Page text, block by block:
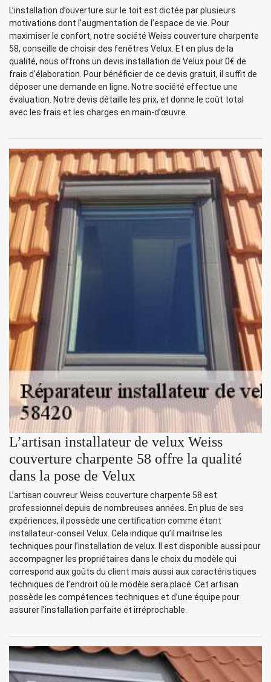
L’installation d’ouverture sur le toit est dictée par plusieurs
motivations dont l’augmentation de l’espace de vie. Pour
maximiser le confort, notre société Weiss couverture charpente
58, conseille de choisir des fenêtres Velux. Et en plus de la
qualité, nous offrons un devis installation de Velux pour 0€ de
frais d’élaboration. Pour bénéficier de ce devis gratuit, il suffit de
déposer une demande en ligne. Notre société effectue une
évaluation. Notre devis détaille les prix, et donne le coût total
avec les frais et les charges en main-d’œuvre.
L’artisan installateur de velux Weiss
couverture charpente 58 offre la qualité
dans la pose de Velux
L’artisan couvreur Weiss couverture charpente 58 est
professionnel depuis de nombreuses années. En plus de ses
expériences, il possède une certification comme étant
installateur-conseil Velux. Cela indique qu’il maitrise les
techniques pour l’installation de velux. Il est disponible aussi pour
accompagner les propriétaires dans le choix du modèle qui
correspond aux goûts du client mais aussi aux caractéristiques
techniques de l’endroit où le modèle sera placé. Cet artisan
possède les compétences techniques et d’une équipe pour
assurer l’installation parfaite et irréprochable.